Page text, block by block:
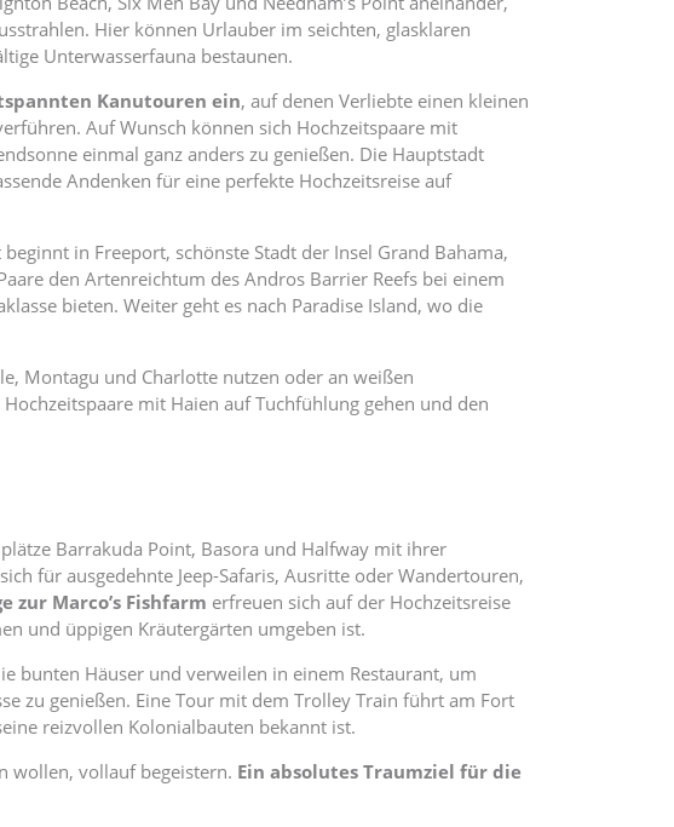
Hier können Urlauber im seichten, glasklaren
Unterwasserfauna bestaunen.
Kanutouren ein, auf denen Verliebte einen kleinen
Auf Wunsch können sich Hochzeitspaare mit
einmal ganz anders zu genießen. Die Hauptstadt
Andenken für eine perfekte Hochzeitsreise auf
beginnt in Freeport, schönste Stadt der Insel Grand Bahama,
den Artenreichtum des Andros Barrier Reefs bei einem
bieten. Weiter geht es nach Paradise Island, wo die
Montagu und Charlotte nutzen oder an weißen
mit Haien auf Tuchfühlung gehen und den
Barrakuda Point, Basora und Halfway mit ihrer
für ausgedehnte Jeep-Safaris, Ausritte oder Wandertouren,
zur Marco’s Fishfarm erfreuen sich auf der Hochzeitsreise
und üppigen Kräutergärten umgeben ist.
bunten Häuser und verweilen in einem Restaurant, um
zu genießen. Eine Tour mit dem Trolley Train führt am Fort
reizvollen Kolonialbauten bekannt ist.
wollen, vollauf begeistern. Ein absolutes Traumziel für die